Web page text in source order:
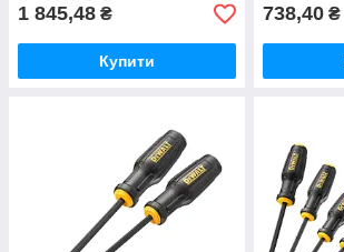
1 845,48 ₴
Купити
738,40 ₴